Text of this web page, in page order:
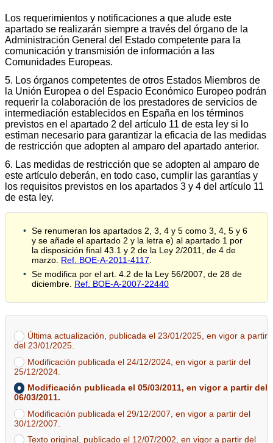
Los requerimientos y notificaciones a que alude este
apartado se realizarán siempre a través del órgano de la
Administración General del Estado competente para la
comunicación y transmisión de información a las
Comunidades Europeas.
5. Los órganos competentes de otros Estados Miembros de
la Unión Europea o del Espacio Económico Europeo podrán
requerir la colaboración de los prestadores de servicios de
intermediación establecidos en España en los términos
previstos en el apartado 2 del artículo 11 de esta ley si lo
estiman necesario para garantizar la eficacia de las medidas
de restricción que adopten al amparo del apartado anterior.
6. Las medidas de restricción que se adopten al amparo de
este artículo deberán, en todo caso, cumplir las garantías y
los requisitos previstos en los apartados 3 y 4 del artículo 11
de esta ley.
Se renumeran los apartados 2, 3, 4 y 5 como 3, 4, 5 y 6
y se añade el apartado 2 y la letra e) al apartado 1 por
la disposición final 43.1 y 2 de la Ley 2/2011, de 4 de
marzo. Ref. BOE-A-2011-4117.
Se modifica por el art. 4.2 de la Ley 56/2007, de 28 de
diciembre. Ref. BOE-A-2007-22440
Última actualización, publicada el 23/01/2025, en vigor a partir
del 23/01/2025.
Modificación publicada el 24/12/2024, en vigor a partir del
25/12/2024.
Modificación publicada el 05/03/2011, en vigor a partir del
06/03/2011.
Modificación publicada el 29/12/2007, en vigor a partir del
30/12/2007.
Texto original, publicado el 12/07/2002, en vigor a partir del